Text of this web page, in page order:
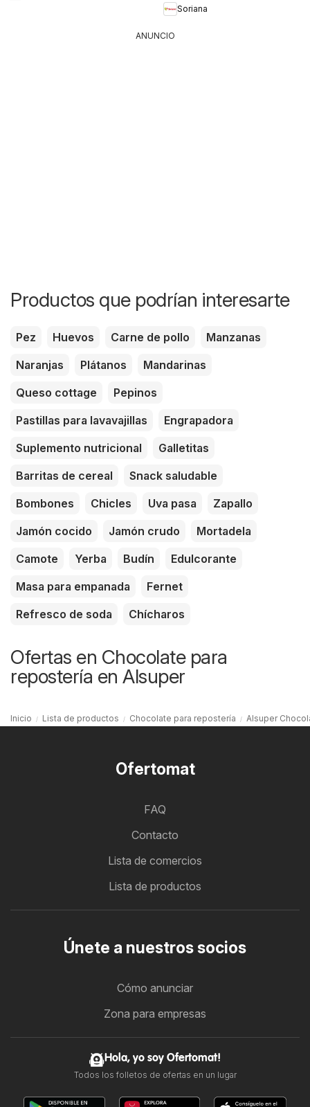
Soriana
ANUNCIO
Productos que podrían interesarte
Pez Huevos Carne de pollo
Manzanas
Naranjas
Plátanos
Mandarinas
Queso cottage
Pepinos
Pastillas para lavavajillas
Engrapadora
Suplemento nutricional
Galletitas
Barritas de cereal
Snack saludable
Bombones
Chicles Uva pasa
Zapallo
Jamón cocido
Jamón crudo
Mortadela
Camote
Yerba Budín
Edulcorante
Masa para empanada
Fernet
Refresco de soda
Chícharos
Ofertas en Chocolate para
repostería en Alsuper
Inicio Lista de productos Chocolate para repostería Alsuper
Ofertomat
FAQ
Contacto
Lista de comercios
Lista de productos
Únete a nuestros socios
Cómo anunciar
Zona para empresas
Hola, yo soy Ofertomat!
Todos los folletos de ofertas en un lugar